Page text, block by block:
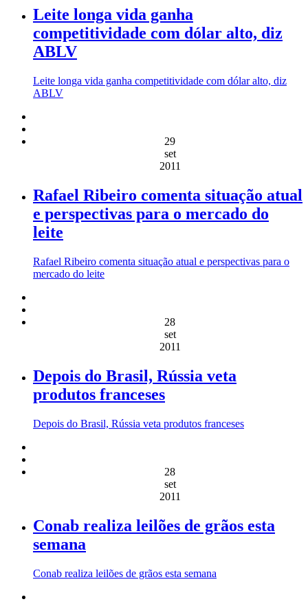
Leite longa vida ganha
competitividade com dólar alto, diz
ABLV
Leite longa vida ganha competitividade com dólar alto, diz
ABLV
29
set
2011
Rafael Ribeiro comenta situação atual
e perspectivas para o mercado do
leite
Rafael Ribeiro comenta situação atual e perspectivas para o
mercado do leite
28
set
2011
Depois do Brasil, Rússia veta
produtos franceses
Depois do Brasil, Rússia veta produtos franceses
28
set
2011
Conab realiza leilões de grãos esta
semana
Conab realiza leilões de grãos esta semana